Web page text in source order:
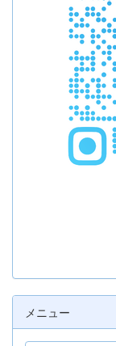
メニュー